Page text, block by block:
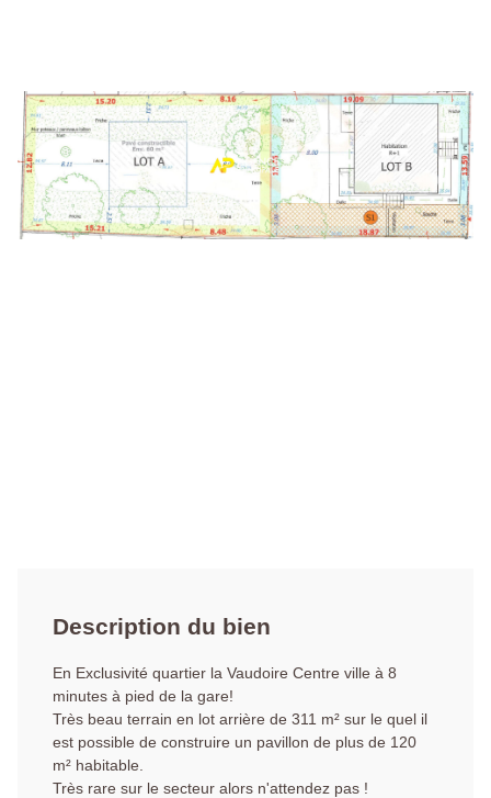
Description du bien
En Exclusivité quartier la Vaudoire Centre ville à 8
minutes à pied de la gare!
Très beau terrain en lot arrière de 311 m² sur le quel il
est possible de construire un pavillon de plus de 120
m² habitable.
Très rare sur le secteur alors n'attendez pas !